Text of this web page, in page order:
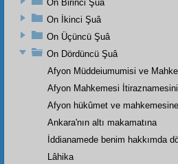
On Birinci Şuâ
On İkinci Şuâ
On Üçüncü Şuâ
On Dördüncü Şuâ
Afyon Müddeiumumisi ve
Afyon Mahkemesi
Afyon hükûmet ve mahkemesine
Ankara'nın altı makamatına
İddianamede benim hakkımda
Lâhika